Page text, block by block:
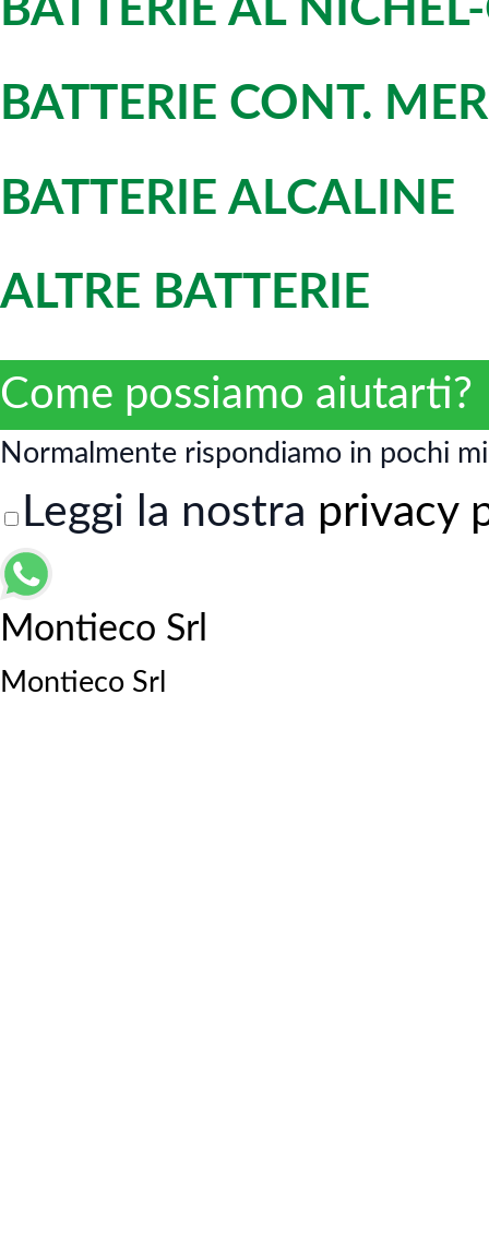
BATTERIE AL
BATTERIE CONT.
BATTERIE ALCALINE
ALTRE BATTERIE
Come possiamo aiutarti?
Normalmente rispondiamo in pochi
Leggi la nostra privacy
Montieco Srl
Montieco Srl